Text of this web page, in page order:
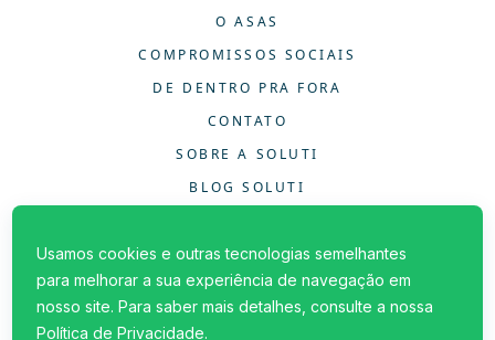
O ASAS
COMPROMISSOS SOCIAIS
DE DENTRO PRA FORA
CONTATO
SOBRE A SOLUTI
BLOG SOLUTI
Usamos cookies e outras tecnologias semelhantes
para melhorar a sua experiência de navegação em
nosso site. Para saber mais detalhes, consulte a nossa
Política de Privacidade.